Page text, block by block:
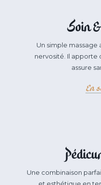
Soin
Un simple massage
nervosité. Il
assure
En
Une combinaison
et esthétique en